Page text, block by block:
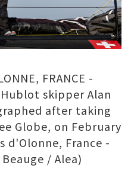
FRANCE -
Hublot skipper Alan
after taking
Globe, on February
d'Olonne, France -
/ Alea)